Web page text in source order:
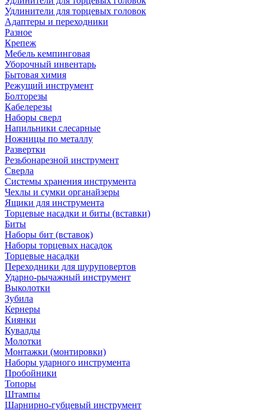
Удлинители для торцевых головок
Адаптеры и переходники
Разное
Крепеж
Мебель кемпинговая
Уборочный инвентарь
Бытовая химия
Режущий инструмент
Болторезы
Кабелерезы
Наборы сверл
Напильники слесарные
Ножницы по металлу
Развертки
Резьбонарезной инструмент
Сверла
Системы хранения инструмента
Чехлы и сумки органайзеры
Ящики для инструмента
Торцевые насадки и биты (вставки)
Биты
Наборы бит (вставок)
Наборы торцевых насадок
Торцевые насадки
Переходники для шуруповертов
Ударно-рычажный инструмент
Выколотки
Зубила
Кернеры
Киянки
Кувалды
Молотки
Монтажки (монтировки)
Наборы ударного инструмента
Пробойники
Топоры
Штампы
Шарнирно-губцевый инструмент